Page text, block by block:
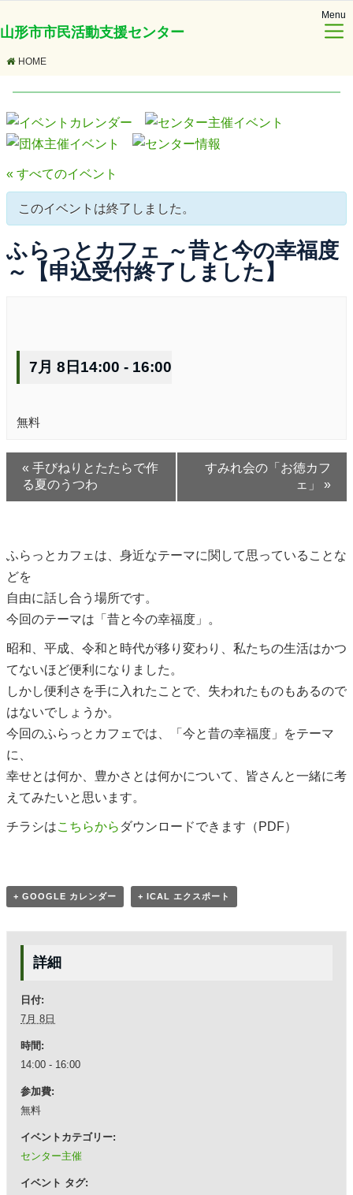
山形市市民活動支援センター
Menu
HOME
« すべてのイベント
このイベントは終了しました。
ふらっとカフェ ～昔と今の幸福度
～【申込受付終了しました】
7月 8日14:00 - 16:00
無料
« 手びねりとたたらで作
る夏のうつわ
すみれ会の「お徳カフ
ェ」 »
ふらっとカフェは、身近なテーマに関して思っていることな
どを
自由に話し合う場所です。
今回のテーマは「昔と今の幸福度」。
昭和、平成、令和と時代が移り変わり、私たちの生活はかつ
てないほど便利になりました。
しかし便利さを手に入れたことで、失われたものもあるので
はないでしょうか。
今回のふらっとカフェでは、「今と昔の幸福度」をテーマ
に、
幸せとは何か、豊かさとは何かについて、皆さんと一緒に考
えてみたいと思います。
チラシはこちらから ダウンロードできます（PDF）
+ GOOGLE カレンダー + ICAL エクスポート
詳細
日付:
7月 8日
時間:
14:00 - 16:00
参加費:
無料
イベントカテゴリー:
センター主催
イベント タグ: